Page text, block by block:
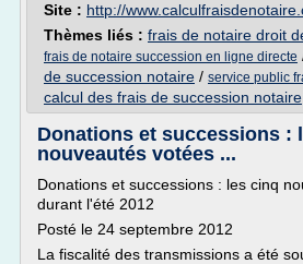
Site : http://
Thèmes liés : frais de notaire droit
frais de notaire succession en ligne directe
de succession notaire / service public
calcul des frais de succession notaire
Donations et successions :
nouveautés votées ...
Donations et successions : les cinq
durant l'été 2012
Posté le 24 septembre 2012
La fiscalité des transmissions a été